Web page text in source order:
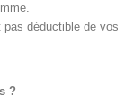
pas déductible de vos
?